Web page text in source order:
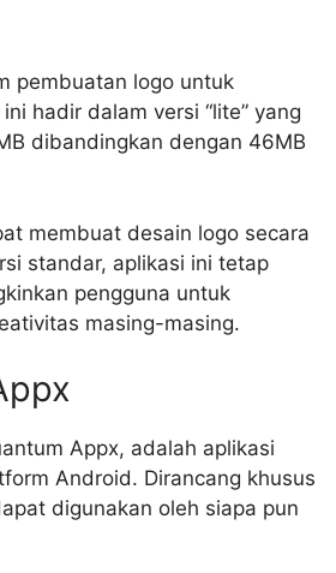
pembuatan logo untuk
hadir dalam versi “lite” yang
dibandingkan dengan 46MB
membuat desain logo secara
standar, aplikasi ini tetap
pengguna untuk
masing-masing.
Appx, adalah aplikasi
Android. Dirancang khusus
digunakan oleh siapa pun